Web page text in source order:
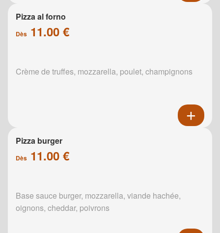
Pizza al forno
Dès 11.00 €
Crème de truffes, mozzarella, poulet, champignons
Pizza burger
Dès 11.00 €
Base sauce burger, mozzarella, viande hachée,
oignons, cheddar, poivrons